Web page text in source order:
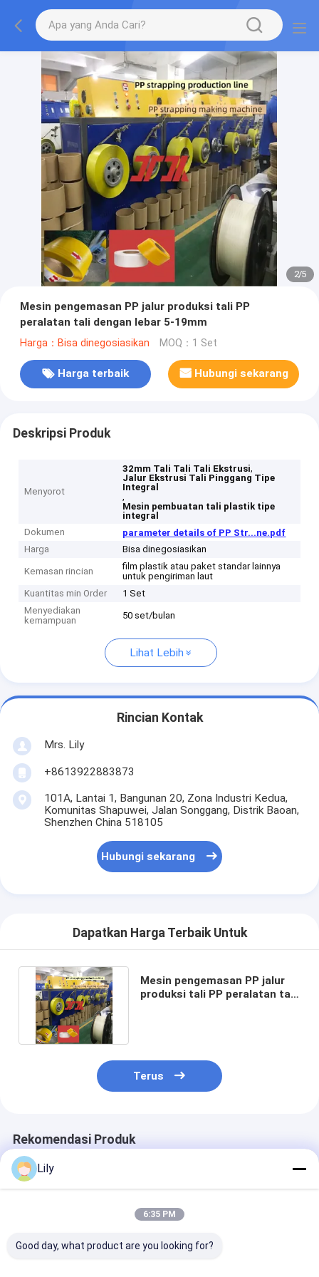
2/5
Mesin pengemasan PP jalur produksi tali PP
peralatan tali dengan lebar 5-19mm
Harga：Bisa dinegosiasikan MOQ：1 Set
Harga terbaik Hubungi sekarang
Deskripsi Produk
Menyorot
32mm Tali Tali Tali Ekstrusi,
Jalur Ekstrusi Tali Pinggang Tipe
Integral
,
Mesin pembuatan tali plastik tipe
integral
Dokumen
parameter details of PP Str...ne.pdf
Harga
Bisa dinegosiasikan
Kemasan rincian
film plastik atau paket standar lainnya
untuk pengiriman laut
Kuantitas min Order
1 Set
Menyediakan
kemampuan
50 set/bulan
Lihat Lebih
Rincian Kontak
Mrs. Lily
+8613922883873
101A, Lantai 1, Bangunan 20, Zona Industri Kedua,
Komunitas Shapuwei, Jalan Songgang, Distrik Baoan,
Shenzhen China 518105
Hubungi sekarang
Dapatkan Harga Terbaik Untuk
Mesin pengemasan PP jalur
produksi tali PP peralatan tali
Terus
Rekomendasi Produk
Lily
6:35 PM
Good day, what product are you looking for?